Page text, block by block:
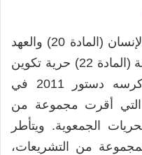
يضمن الإعلان العالمي لحقوق الإنسان (المادة 20) والعهد
الدولي للحقوق المدنية والسياسة (المادة 22) حرية تكوين
الجمعيات، وهو التوجه الذي كرسه دستور 2011 في
أقرت مجموعة من
الجمعوية. ويتأطر
من التشريعات،